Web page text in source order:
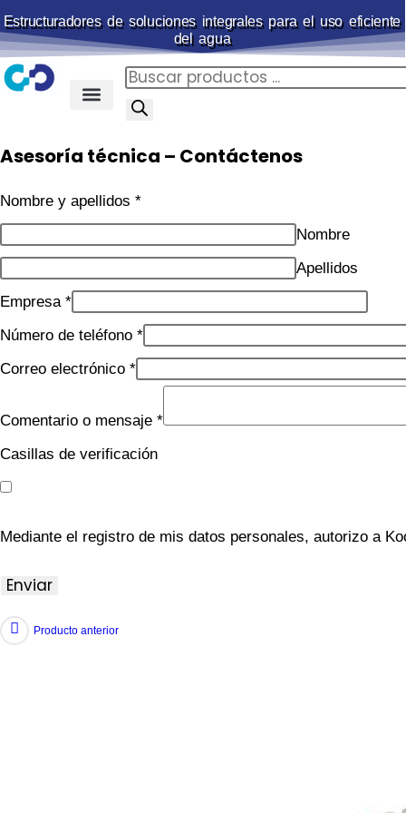
Estructuradores de soluciones integrales para el uso eficiente
del agua
Asesoría técnica – Contáctenos
Nombre y apellidos *
Nombre
Apellidos
Empresa *
Número de teléfono *
Correo electrónico *
Comentario o mensaje *
Casillas de verificación
Mediante el registro de mis datos personales, autorizo a
Enviar
Producto anterior